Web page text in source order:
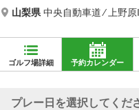
山梨県中央自動車道 ⁄ 上野
ゴルフ場詳細 予約カレンダー
プレー日を選択してくだ